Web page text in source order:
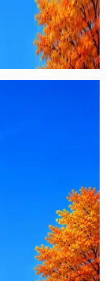
войти через
пароль,
вилка, каналы